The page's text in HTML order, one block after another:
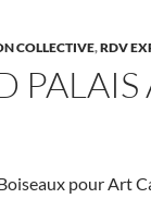
COLLECTIVE,RDV
PALAIS
pour Art